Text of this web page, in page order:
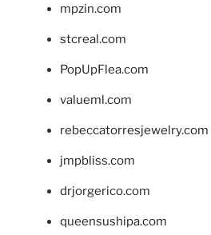
mpzin.com
stcreal.com
PopUpFlea.com
valueml.com
rebeccatorresjewelry.com
jmpbliss.com
drjorgerico.com
queensushipa.com